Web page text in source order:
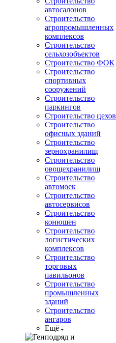
автосалонов
Строительство
агропромышленных
комплексов
Строительство
сельхозобъектов
Строительство ФОК
Строительство
спортивных
сооружений
Строительство
паркингов
Строительство цехов
Строительство
офисных зданий
Строительство
зернохранилищ
Строительство
овощехранилищ
Строительство
автомоек
Строительство
автосервисов
Строительство
конюшен
Строительство
логистических
комплексов
Строительство
торговых
павильонов
Строительство
промышленных
зданий
Строительство
ангаров
Ещё